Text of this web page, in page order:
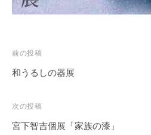
投
稿
ビ
ゲ
前の投稿
和うるしの器展
次の投稿
宮下智吉個展「家族の漆」